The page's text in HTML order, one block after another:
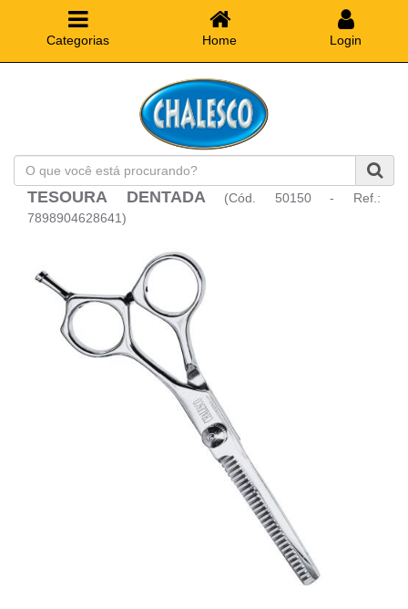
Categorias Home Login
que
você
está
TESOURA DENTADA
(Cód. 50150 - Ref.:
7898904628641)